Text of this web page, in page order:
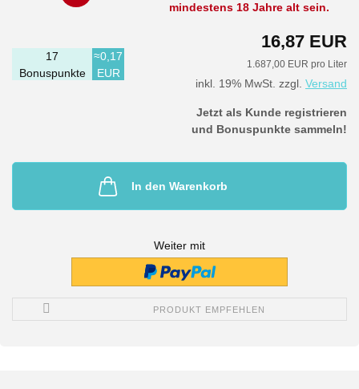
mindestens 18 Jahre alt sein.
16,87 EUR
1.687,00 EUR pro Liter
inkl. 19% MwSt. zzgl. Versand
17
Bonuspunkte
≈0,17
EUR
Jetzt als Kunde registrieren
und Bonuspunkte sammeln!
In den Warenkorb
Weiter mit
PRODUKT EMPFEHLEN